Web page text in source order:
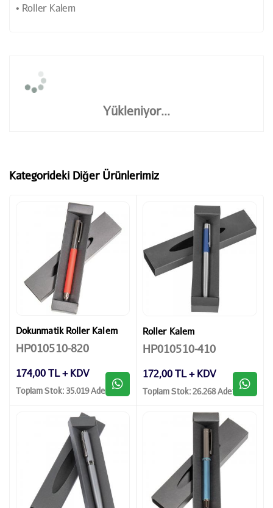
• Roller Kalem
Yükleniyor...
Kategorideki Diğer Ürünlerimiz
Dokunmatik Roller Kalem
HP010510-820
174,00 TL + KDV
Toplam Stok: 35.019 Adet
Roller Kalem
HP010510-410
172,00 TL + KDV
Toplam Stok: 26.268 Adet